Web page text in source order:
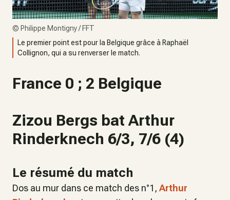
© Philippe Montigny / FFT
Le premier point est pour la Belgique grâce à Raphaël
Collignon, qui a su renverser le match.
France 0 ; 2 Belgique
Zizou Bergs bat Arthur
Rinderknech 6/3, 7/6 (4)
Le résumé du match
Dos au mur dans ce match des n°1, Arthur